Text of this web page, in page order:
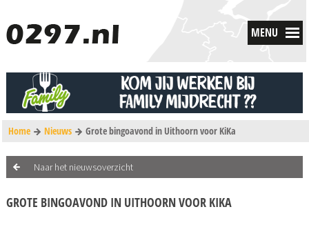
MENU
Home Nieuws Grote bingoavond in Uithoorn voor KiKa
Naar het nieuwsoverzicht
GROTE BINGOAVOND IN UITHOORN VOOR KIKA